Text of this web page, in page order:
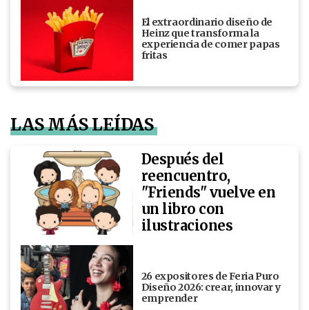
El extraordinario diseño de
Heinz que transforma la
experiencia de comer papas
fritas
LAS MÁS LEÍDAS
Después del
reencuentro,
"Friends" vuelve en
un libro con
ilustraciones
26 expositores de Feria Puro
Diseño 2026: crear, innovar y
emprender